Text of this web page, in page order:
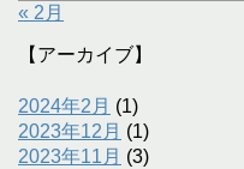
« 2月
【アーカイブ】
2024年2月 (1)
2023年12月 (1)
2023年11月 (3)